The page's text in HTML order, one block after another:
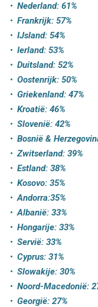
Nederland: 61%
Frankrijk: 57%
IJsland: 54%
Ierland: 53%
Duitsland: 52%
Oostenrijk: 50%
Griekenland: 47%
Kroatië: 46%
Slovenië: 42%
Bosnië &
Zwitserland: 39%
Estland: 38%
Kosovo: 35%
Andorra:35%
Albanië: 33%
Hongarije: 33%
Servië: 33%
Cyprus: 31%
Slowakije: 30%
Noord-Macedonië:
Georgië: 27%